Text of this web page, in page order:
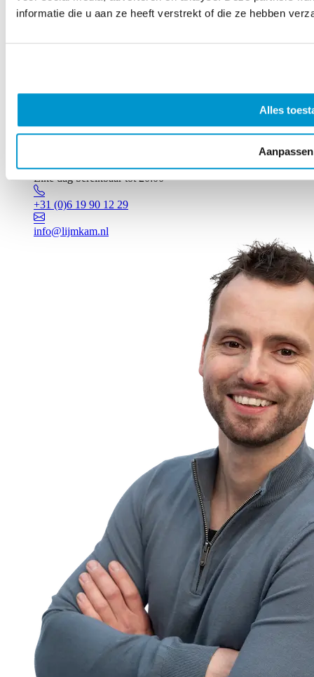
informatie die u aan ze heeft verstrekt of die ze hebben
Alles
Aanpassen
Elke dag bereikbaar tot 20:00
+31 (0)6 19 90 12 29
info@lijmkam.nl